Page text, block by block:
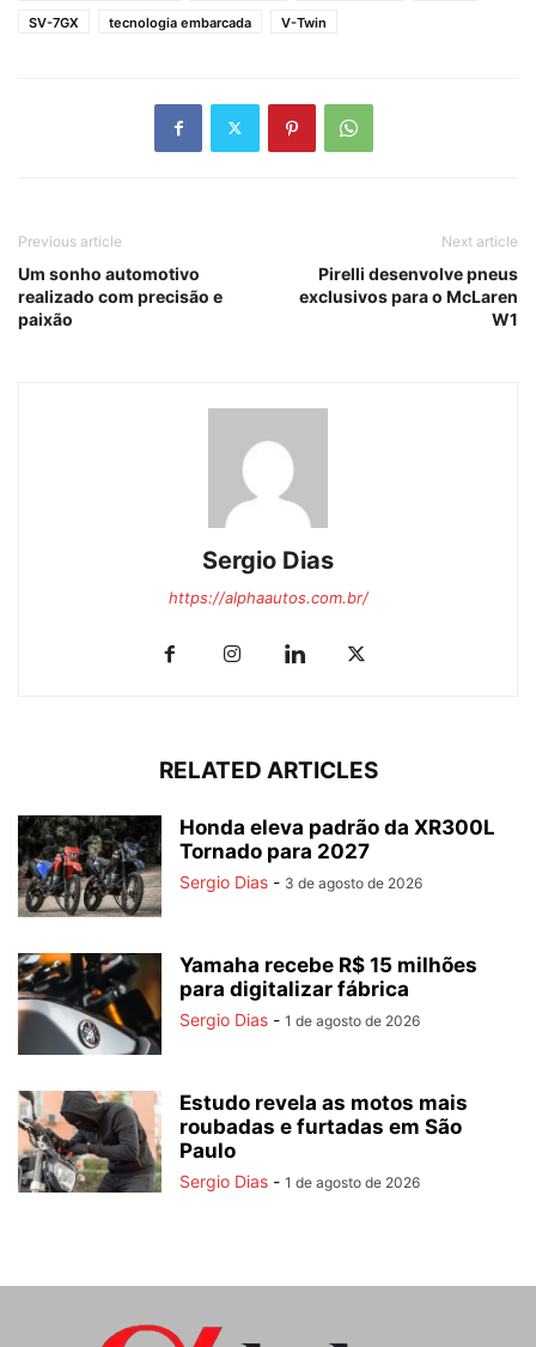
SV-7GX
tecnologia embarcada V-Twin
Previous article
Um sonho automotivo
realizado com precisão e
paixão
Next article
Pirelli desenvolve pneus
exclusivos para o McLaren
W1
Sergio Dias
https://alphaautos.com.br/
RELATED ARTICLES
Honda eleva padrão da XR300L
Tornado para 2027
Sergio Dias - 3 de agosto de 2026
Yamaha recebe R$ 15 milhões
para digitalizar fábrica
Sergio Dias - 1 de agosto de 2026
Estudo revela as motos mais
roubadas e furtadas em São
Paulo
Sergio Dias - 1 de agosto de 2026